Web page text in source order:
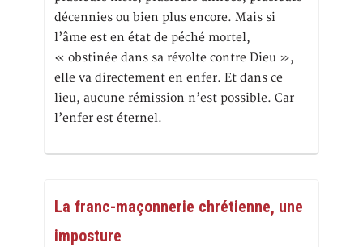
décennies ou bien plus encore. Mais si
l’âme est en état de péché mortel,
« obstinée dans sa révolte contre Dieu »,
elle va directement en enfer. Et dans ce
lieu, aucune rémission n’est possible. Car
l’enfer est éternel.
La franc-maçonnerie chrétienne, une
imposture